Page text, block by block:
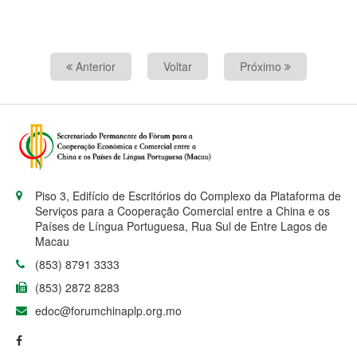
Anterior Voltar Próximo
Piso 3, Edifício de Escritórios do Complexo da Plataforma de
Serviços para a Cooperação Comercial entre a China e os
Países de Língua Portuguesa, Rua Sul de Entre Lagos de
Macau
(853) 8791 3333
(853) 2872 8283
edoc@forumchinaplp.org.mo